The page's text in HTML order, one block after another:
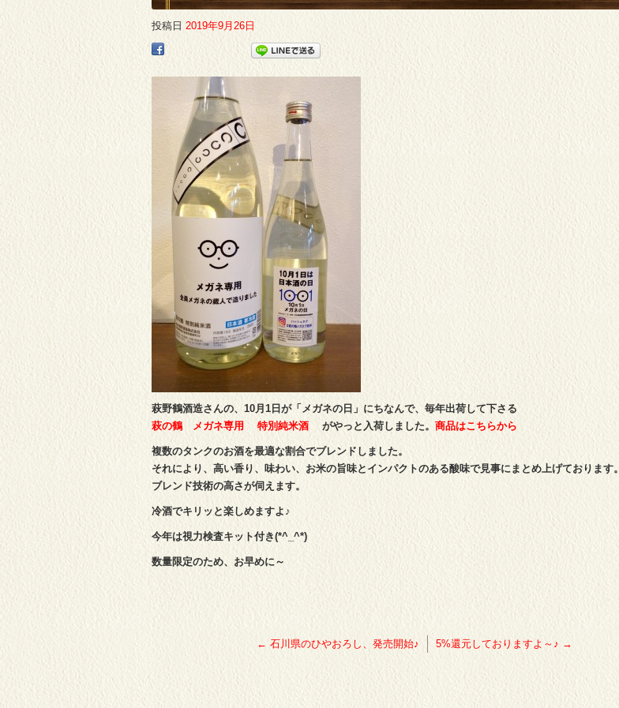
投稿日 2019年9月26日
萩野鶴酒造さんの、10月1日が「メガネの日」にちなんで、毎年出荷して下さる
萩の鶴 メガネ専用 特別純米酒 がやっと入荷しました。 商品はこちらから
複数のタンクのお酒を最適な割合でブレンドしました。
それにより、高い香り、味わい、お米の旨味とインパクトのある酸味で見事にまとめ上げております。
ブレンド技術の高さが伺えます。
冷酒でキリッと楽しめますよ♪
今年は視力検査キット付き(*^_^*)
数量限定のため、お早めに～
← 石川県のひやおろし、発売開始♪ 5%還元しておりますよ～♪ →